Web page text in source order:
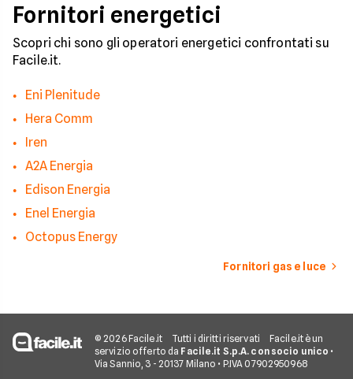
Fornitori energetici
Scopri chi sono gli operatori energetici confrontati su
Facile.it.
Eni Plenitude
Hera Comm
Iren
A2A Energia
Edison Energia
Enel Energia
Octopus Energy
Fornitori gas e luce
© 2026 Facile.it Tutti i diritti riservati
Facile.it è un
servizio offerto da Facile.it S.p.A. con socio unico •
Via Sannio, 3 - 20137 Milano • P.IVA 07902950968